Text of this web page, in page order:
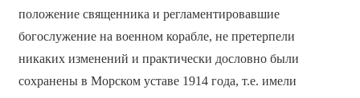
положение священника и регламентировавшие
богослужение на военном корабле, не претерпели
никаких изменений и практически дословно были
сохранены в Морском уставе 1914 года, т.е. имели